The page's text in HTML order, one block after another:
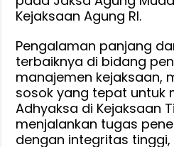
Kejaksaan Agung RI.
Pengalaman panjang
terbaiknya di bidang
manajemen kejaksaan,
sosok yang tepat untuk
Adhyaksa di Kejaksaan
menjalankan tugas
dengan integritas